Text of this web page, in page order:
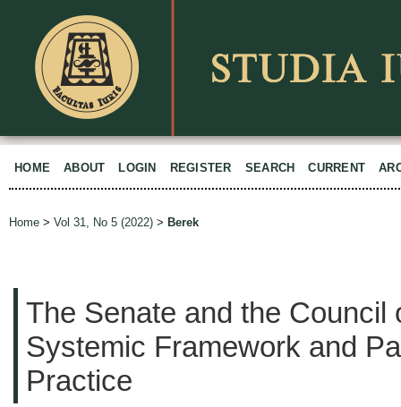
HOME ABOUT LOGIN REGISTER SEARCH CURRENT
Home > Vol 31, No 5 (2022) > Berek
The Senate and the Council
Systemic Framework and
Practice